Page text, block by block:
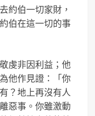
約伯一切家財，
伯在這一切的事
虔非因利益；他
他作見證：「你
？地上再沒有人
惡事。你雖激動